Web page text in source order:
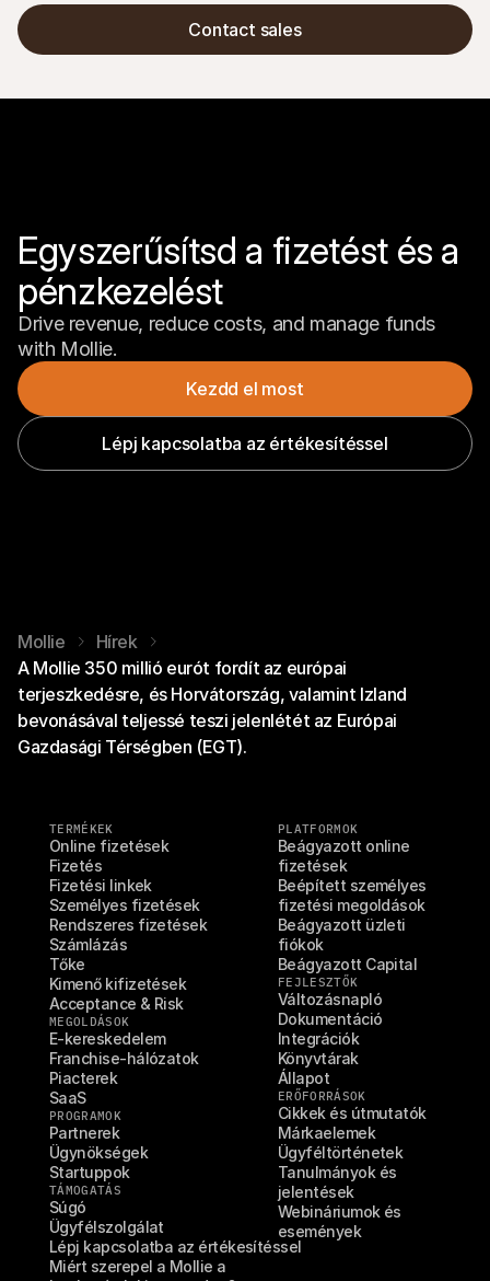
Contact sales
Egyszerűsítsd a fizetést és a
pénzkezelést
Drive revenue, reduce costs, and manage funds
with Mollie.
Kezdd el most
Lépj kapcsolatba az értékesítéssel
Mollie
Hírek
A Mollie 350 millió eurót fordít az európai
terjeszkedésre, és Horvátország, valamint Izland
bevonásával teljessé teszi jelenlétét az Európai
Gazdasági Térségben (EGT).
TERMÉKEK
Online fizetések
Fizetés
Fizetési linkek
Személyes fizetések
Rendszeres fizetések
Számlázás
Tőke
Kimenő kifizetések
Acceptance & Risk
MEGOLDÁSOK
E-kereskedelem
Franchise-hálózatok
Piacterek
SaaS
PROGRAMOK
Partnerek
Ügynökségek
Startuppok
TÁMOGATÁS
Súgó
Ügyfélszolgálat
Lépj kapcsolatba az értékesítéssel
Miért szerepel a Mollie a
PLATFORMOK
Beágyazott online
fizetések
Beépített személyes
fizetési megoldások
Beágyazott üzleti
fiókok
Beágyazott Capital
FEJLESZTŐK
Változásnapló
Dokumentáció
Integrációk
Könyvtárak
Állapot
ERŐFORRÁSOK
Cikkek és útmutatók
Márkaelemek
Ügyféltörténetek
Tanulmányok és
jelentések
Webináriumok és
események